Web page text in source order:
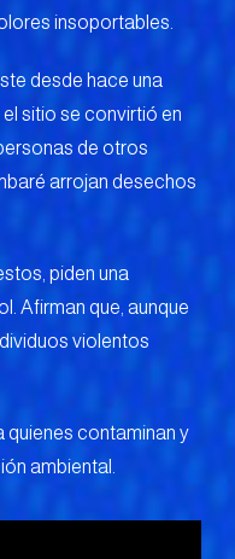
insoportables.
desde hace una
sitio se convirtió en
de otros
arrojan desechos
piden una
Afirman que, aunque
violentos
quienes contaminan y
ambiental.